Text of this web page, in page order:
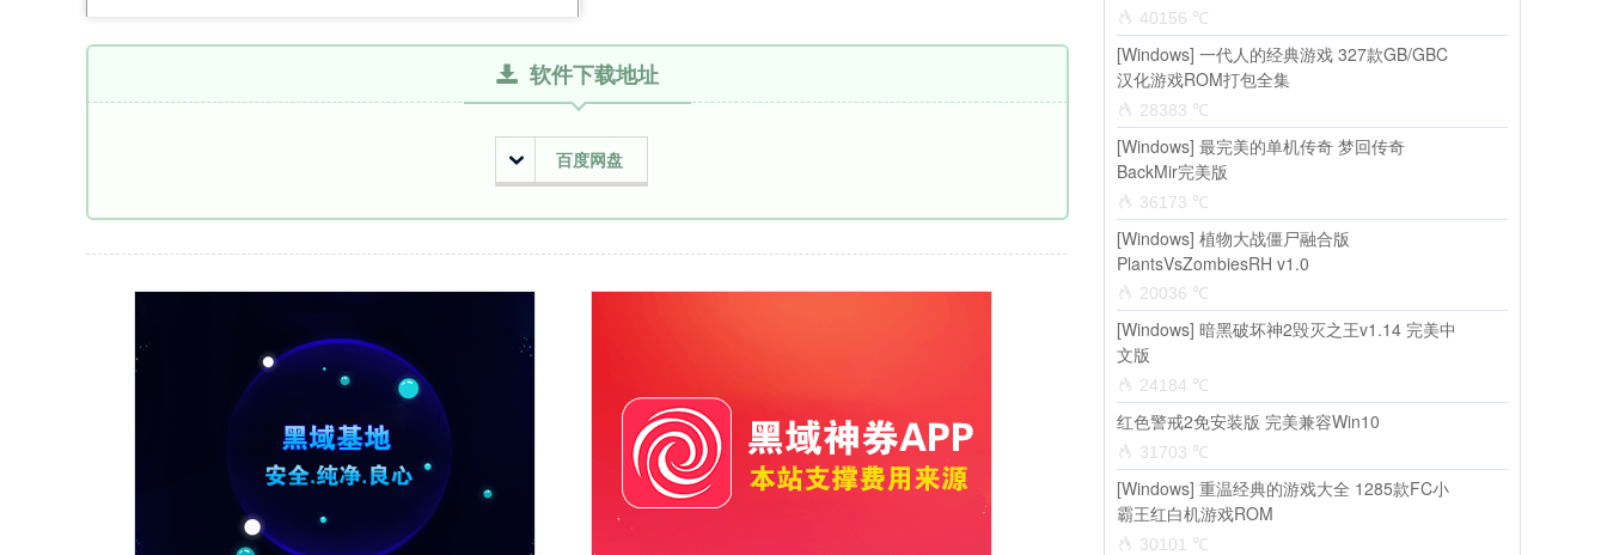
软件下载地址
百度网盘
40156 ℃
[Windows] 一代人的经典游戏 327款GB/GBC
汉化游戏ROM打包全集
28383 ℃
[Windows] 最完美的单机传奇 梦回传奇
BackMir完美版
36173 ℃
[Windows] 植物大战僵尸融合版
PlantsVsZombiesRH v1.0
20036 ℃
[Windows] 暗黑破坏神2毁灭之王v1.14 完美中
文版
24184 ℃
红色警戒2免安装版 完美兼容Win10
31703 ℃
[Windows] 重温经典的游戏大全 1285款FC小
霸王红白机游戏ROM
30101 ℃